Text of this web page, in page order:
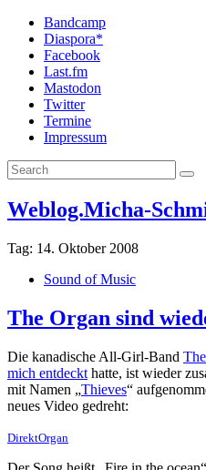
Bandcamp
Diaspora*
Facebook
Last.fm
Mastodon
Twitter
Termine
Impressum
Weblog.Micha-
Tag: 14. Oktober 2008
Sound of Music
The Organ sind
Die kanadische All-Girl-Band
mich entdeckt hatte, ist wieder
mit Namen „Thieves“
neues Video gedreht:
DirektOrgan